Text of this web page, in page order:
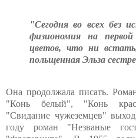
"Сегодня во всех без
физиономия на
цветов, что ни
польщенная Эльза
Она продолжала писать.
"Конь белый", "Конь
"Свидание чужеземцев"
году роман "Незваные